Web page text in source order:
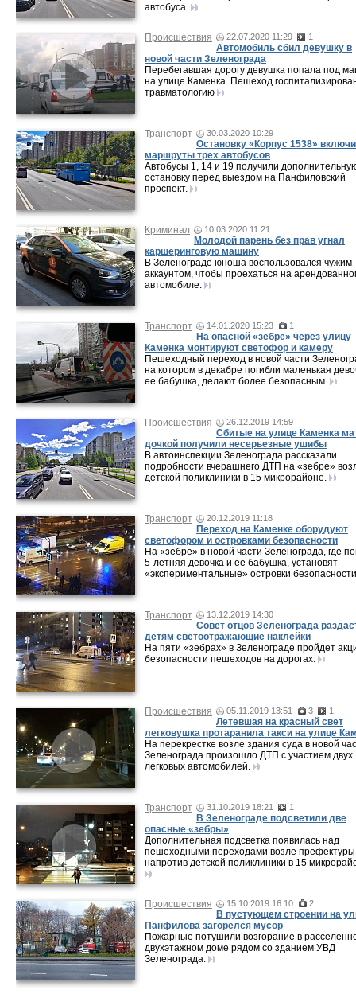
автобуса.
Происшествия 22.07.2020 11:29 1
Автомобиль сбил девушку в
новой части Зеленограда
Перебегавшая дорогу девушка попала под
на улице Каменка. Пешеход
травматологию
Транспорт 30.03.2020 10:29
Остановку «Корпус 1538»
маршруты трех автобусов
Автобусы 1, 14 и 19 получили
остановку перед выездом на Панфиловский
проспект.
Криминал 10.03.2020 11:21
Молодой парень без прав угнал
каршеринговую машину
В Зеленограде юноша воспользовался чужим
аккаунтом, чтобы проехаться на
автомобиле.
Транспорт 14.01.2020 15:23 1
На опасной «зебре» через улицу
Каменка монтируют светофор и камеру
Пешеходный переход в новой части
на котором в декабре погибли маленькая
ее бабушка, делают более безопасным.
Происшествия 26.12.2019 14:59
Сбитые на улице Каменка
дочкой получили несерьезные ушибы
В автоинспекции Зеленограда рассказали
подробности вчерашнего ДТП на «зебре»
детской поликлиники в 15 микрорайоне.
Транспорт 20.12.2019 11:18
Переход на Каменке оборудуют
светофором и островками безопасности
На «зебре» в новой части Зеленограда, где
5-летняя девочка и ее бабушка, установят
«экспериментальные» островки
Транспорт 13.12.2019 14:30
Совет отцов Зеленограда
детям светоотражающие наклейки
На пяти «зебрах» в Зеленограде пройдет
безопасности пешеходов на дорогах.
Происшествия 05.11.2019 13:51 3 1
Летевшая на красный свет
легковушка протаранила такси на улице
На перекрестке возле здания суда в новой
Зеленограда произошло ДТП с участием двух
легковых автомобилей.
Транспорт 31.10.2019 18:21 1
В Зеленограде подсветили две
опасные «зебры»
Дополнительная подсветка появилась над
пешеходными переходами возле
напротив детской поликлиники в 15
Происшествия 15.10.2019 16:10 2
В пустующем строении на
Панфилова загорелся мусор
Пожарные потушили возгорание в
двухэтажном доме рядом со зданием УВД
Зеленограда.